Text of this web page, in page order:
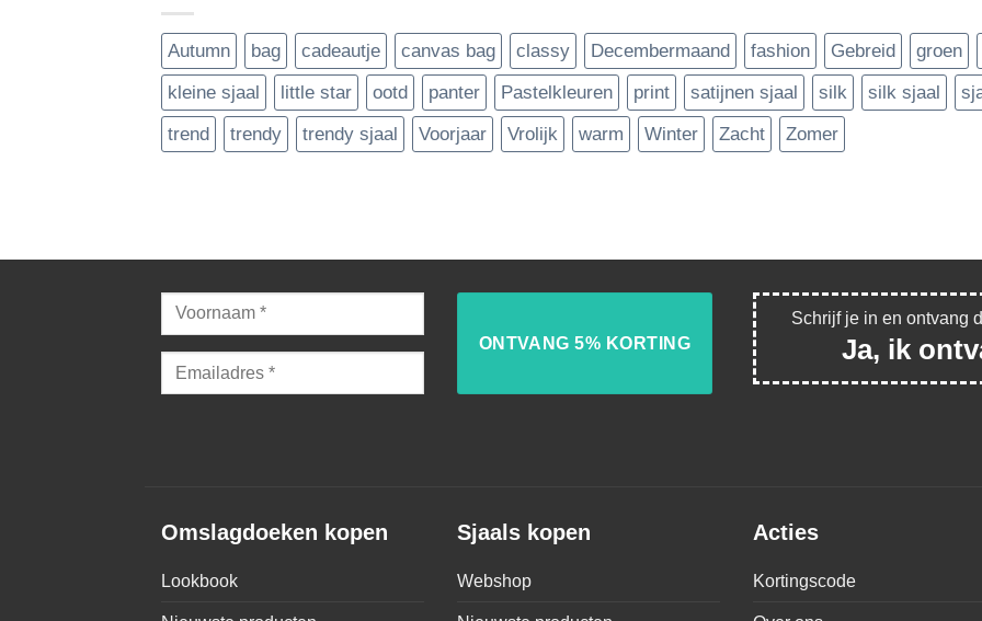
Autumn bag cadeautje canvas bag classy Decembermaand fashion Gebreid
groen
kleine sjaal
little star ootd panter Pastelkleuren print satijnen sjaal silk silk sjaal
trend
trendy trendy sjaal Voorjaar Vrolijk warm Winter Zacht Zomer
Schrijf je in en ontvang
Ja, ik
Omslagdoeken kopen
Lookbook
Sjaals kopen
Webshop
Acties
Kortingscode